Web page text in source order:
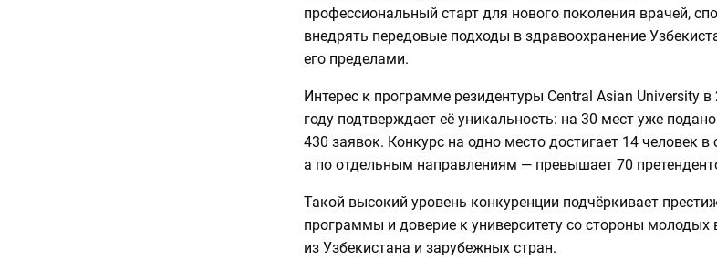
профессиональный старт для нового поколения врачей,
внедрять передовые подходы в здравоохранение
его пределами.
Интерес к программе резидентуры Central Asian University в
году подтверждает её уникальность: на 30 мест уже
430 заявок. Конкурс на одно место достигает 14 человек в
а по отдельным направлениям — превышает 70
Такой высокий уровень конкуренции подчёркивает
программы и доверие к университету со стороны молодых
из Узбекистана и зарубежных стран.